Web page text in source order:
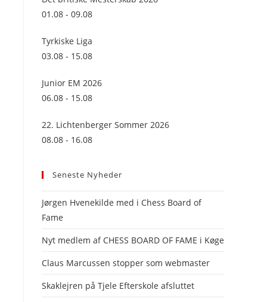
01.08 - 09.08
Tyrkiske Liga
03.08 - 15.08
Junior EM 2026
06.08 - 15.08
22. Lichtenberger Sommer 2026
08.08 - 16.08
Seneste Nyheder
Jørgen Hvenekilde med i Chess Board of
Fame
Nyt medlem af CHESS BOARD OF FAME i Køge
Claus Marcussen stopper som webmaster
Skaklejren på Tjele Efterskole afsluttet